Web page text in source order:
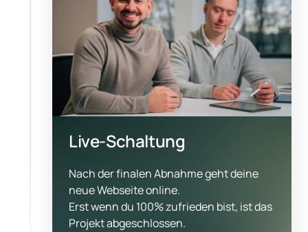
Live-Schaltung
Nach der finalen Abnahme geht deine
neue Webseite online.
Erst wenn du 100% zufrieden bist, ist das
Projekt abgeschlossen.